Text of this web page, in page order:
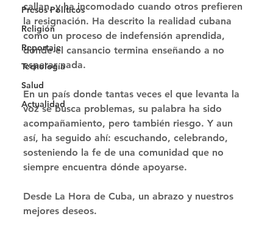
Presos Políticos
Religión
Reportaje
Tecnología
Salud
Actualidad
callan, y ha incomodado cuando otros prefieren
la resignación. Ha descrito la realidad cubana
como un proceso de indefensión aprendida,
donde el cansancio termina enseñando a no
esperar nada.
En un país donde tantas veces el que levanta la
voz se busca problemas, su palabra ha sido
acompañamiento, pero también riesgo. Y aun
así, ha seguido ahí: escuchando, celebrando,
sosteniendo la fe de una comunidad que no
siempre encuentra dónde apoyarse.
Desde La Hora de Cuba, un abrazo y nuestros
mejores deseos.